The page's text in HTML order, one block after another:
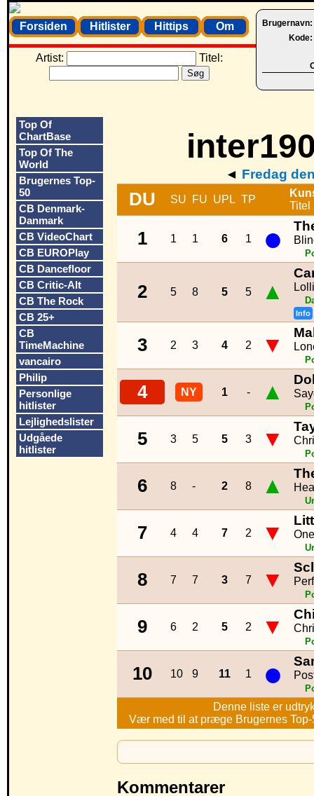
Brugernavn:
Kode:
Forsiden Hitlister Hittips Om
Artist: Titel:
Top Of
ChartBase
Top Of The
World
Brugernes Top-
50
CB Denmark-
Danmark
CB VideoChart
CB EUROPlay
CB Dancefloor
CB Critic-Alt
CB The Rock
CB 25+
CB
TimeMachine
vancairo
Philip
Personlige
hitlister
Lejlighedslister
Udgåede
hitlister
◄ Fredag
DU SU FU UPL TP
Titel
1 1 1 6 1 ●
2 5 8 5 5 ▲
Info
3 2 3 4 2 ▼
4 NY 1 - ▲
5 3 5 5 3 ▼
6 8 - 2 8 ▲
7 4 4 7 2 ▼
8 7 7 3 7 ▼
9 6 2 5 2 ▼
10 10 9 11 1 ●
Denne liste er
Vær med til at præge Brugernes
Kommentarer